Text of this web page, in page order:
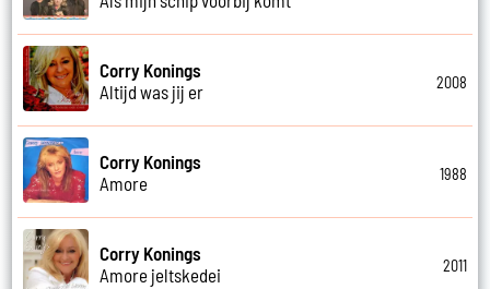
Corry Konings
Altijd was jij er
2008
Corry Konings
Amore
1988
Corry Konings
Amore jeltskedei
2011